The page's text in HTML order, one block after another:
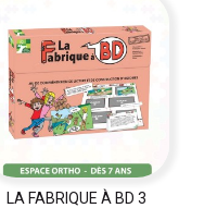
LA FABRIQUE À BD 3